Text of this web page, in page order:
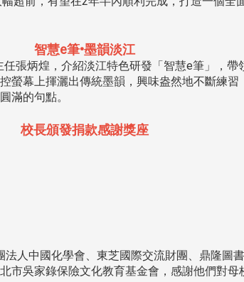
智慧e筆•墨韻淡江
張炳煌，介紹淡江特色研發「智慧e筆」，
螢幕上揮灑出傳統墨韻，興味盎然地不斷練
滿的句點。
校長頒發捐款感謝獎座
人中國化學會、東芝國際交流財團、鼎隆圖
市吳家錄保險文化教育基金會，感謝他們對